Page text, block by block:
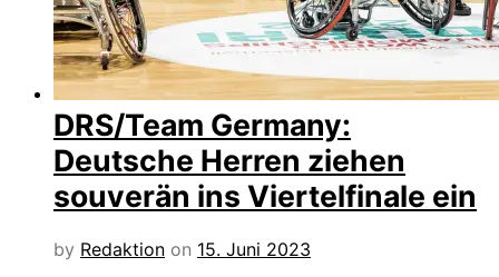
DRS/Team Germany:
Deutsche Herren ziehen
souverän ins Viertelfinale ein
by Redaktion on 15. Juni 2023